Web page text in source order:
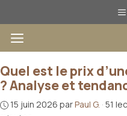
au
contenuMenu
Quel est le prix
? Analyse et
15 juin 2026 parPaul G. · 51